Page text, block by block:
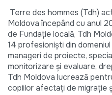
Terre des hommes (Tdh)
Moldova începând cu anul
de Fundație locală, Tdh
14 profesioniști din
manageri de proiecte,
monitorizare și evaluare,
Tdh Moldova lucrează
copiilor afectați de migrație